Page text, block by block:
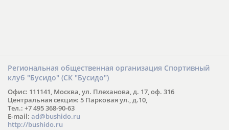
Региональная общественная организация Спортивный
клуб "Бусидо" (СК "Бусидо")
Офис: 111141, Москва, ул. Плеханова, д. 17, оф. 316
Центральная секция: 5 Парковая ул., д.10,
Тел.: +7 495 368-90-63
E-mail: ad@bushido.ru
http://bushido.ru